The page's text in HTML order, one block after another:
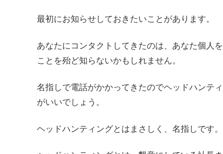
最初にお知らせしておきたいことがあります。
あなたにコンタクトしてきたのは、あなた個人
ことを殆ど知らないかもしれません。
名指しで電話がかかってきたのでヘッドハンテ
がいいでしょう。
ヘッドハンティングとはまさしく、名指しです。